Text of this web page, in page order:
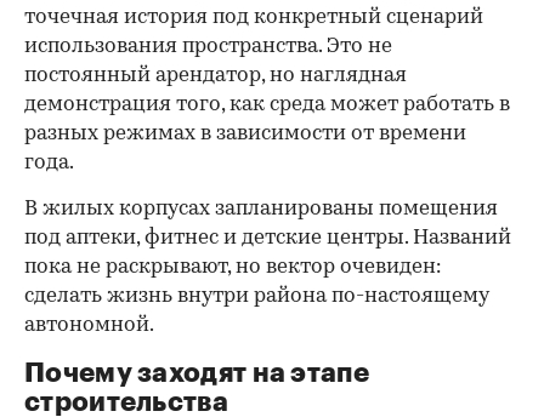
точечная история под конкретный сценарий
использования пространства. Это не
постоянный арендатор, но наглядная
демонстрация того, как среда может работать в
разных режимах в зависимости от времени
года.
В жилых корпусах запланированы помещения
под аптеки, фитнес и детские центры. Названий
пока не раскрывают, но вектор очевиден:
сделать жизнь внутри района по-настоящему
автономной.
Почему заходят на этапе
строительства